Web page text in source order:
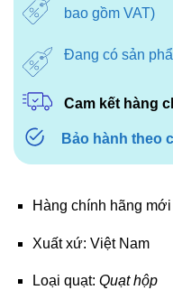
bao gồm VAT)
Đang có sản
Cam kết hàng
Bảo hành theo
Hàng chính hãng
Xuất xứ: Việt Nam
Loại quạt: Quạt hộp